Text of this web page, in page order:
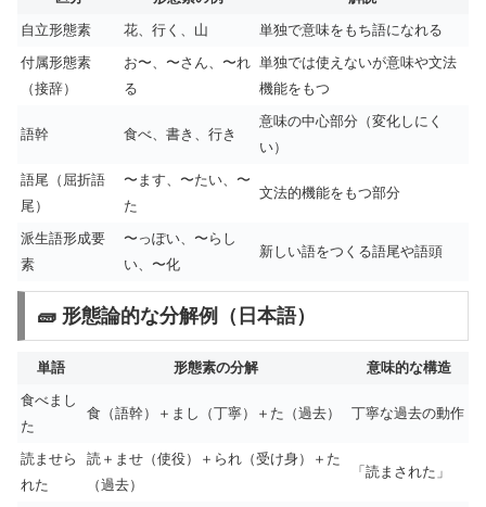
自立形態素
花、行く、山
単独で意味をもち語になれる
付属形態素
（接辞）
お〜、〜さん、〜れ
る
単独では使えないが意味や文法
機能をもつ
語幹 食べ、書き、行き
意味の中心部分（変化しにく
い）
語尾（屈折語
尾）
〜ます、〜たい、〜
た
文法的機能をもつ部分
派生語形成要
素
〜っぽい、〜らし
い、〜化
新しい語をつくる語尾や語頭
🧱 形態論的な分解例（日本語）
単語 形態素の分解
意味的な構造
食べまし
た
食（語幹）＋まし（丁寧）＋た（過去） 丁寧な過去の動作
読ませら
れた
読＋ませ（使役）＋られ（受け身）＋た
（過去）
「読まされた」